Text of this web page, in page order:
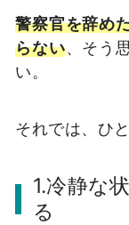
警察官を辞め
らない、そう
い。
それでは、ひ
1.冷静な
る